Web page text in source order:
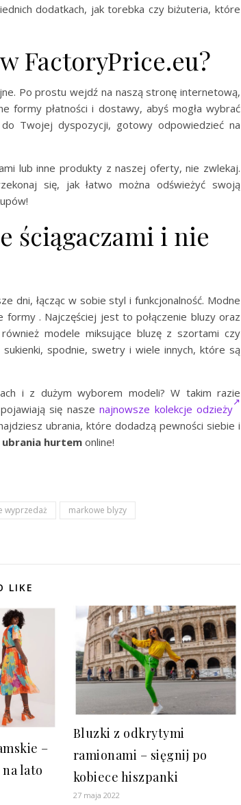
dodatkach, jak torebka czy biżuteria, które
FactoryPrice.eu?
Po prostu wejdź na naszą stronę internetową,
formy płatności i dostawy, abyś mogła wybrać
Twojej dyspozycji, gotowy odpowiedzieć na
lub inne produkty z naszej oferty, nie zwlekaj.
się, jak łatwo można odświeżyć swoją
ściągaczami i nie
dni, łącząc w sobie styl i funkcjonalność. Modne
formy . Najczęściej jest to połączenie bluzy oraz
modele miksujące bluzę z szortami czy
sukienki, spodnie, swetry i wiele innych, które są
i z dużym wyborem modeli? W takim razie
się naszenajnowsze kolekcje odzieży
ubrania, które dodadzą pewności siebie i
ubrania hurtem online!
wyprzedaż
markowe blyzy
LIKE
–
lato
Bluzki z odkrytymi
ramionami – sięgnij po
kobiece hiszpanki
27 maja 2022